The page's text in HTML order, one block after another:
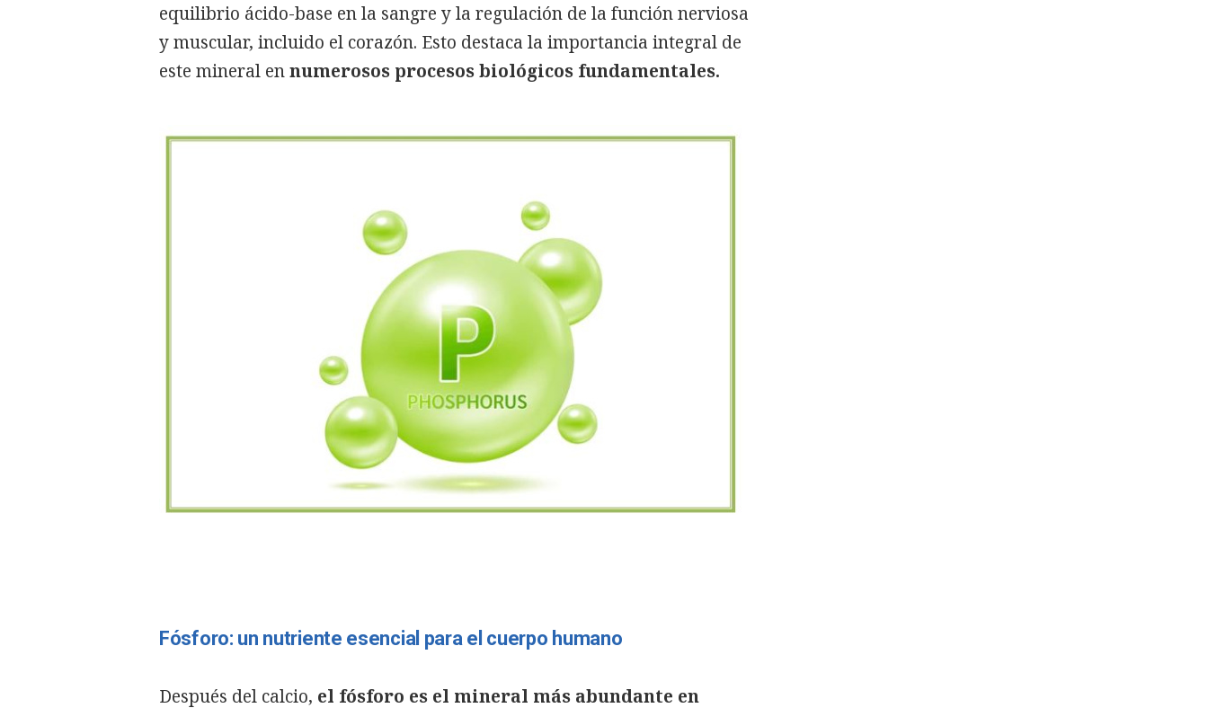
equilibrio ácido-base en la sangre y la regulación de la función nerviosa
y muscular, incluido el corazón. Esto destaca la importancia integral de
este mineral ennumerosos procesos biológicos fundamentales.
Fósforo: un nutriente esencial para el cuerpo humano
Después del calcio, el fósforo es el mineral más abundante en